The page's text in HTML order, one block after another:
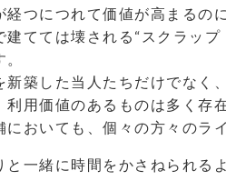
つにつれて価値が高まるの
てては壊される“スクラッ
新築した当人たちだけでなく
用価値のあるものは多く存
おいても、個々の方々のラ
一緒に時間をかさねられる